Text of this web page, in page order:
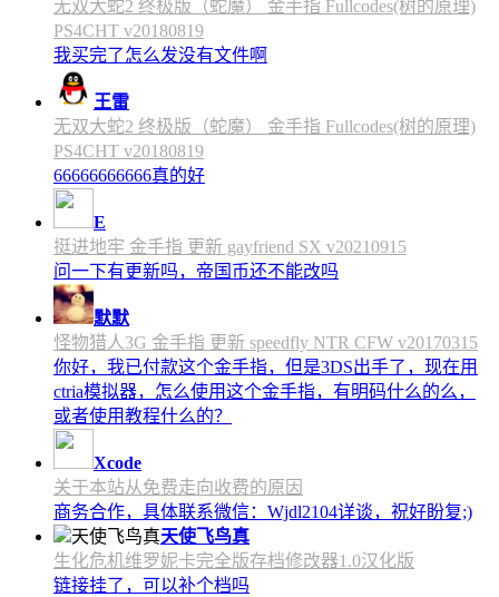
无双大蛇2 终极版（蛇魔） 金手指 Fullcodes(树的原理)
PS4CHT v20180819
我买完了怎么发没有文件啊
王雷
无双大蛇2 终极版（蛇魔） 金手指 Fullcodes(树的原理)
PS4CHT v20180819
66666666666真的好
E
挺进地牢 金手指 更新 gayfriend SX v20210915
问一下有更新吗，帝国币还不能改吗
默默
怪物猎人3G 金手指 更新 speedfly NTR CFW v20170315
你好，我已付款这个金手指，但是3DS出手了，现在用
ctria模拟器，怎么使用这个金手指，有明码什么的么，
或者使用教程什么的？
Xcode
关于本站从免费走向收费的原因
商务合作，具体联系微信：Wjdl2104详谈，祝好盼复;)
天使飞鸟真
生化危机维罗妮卡完全版存档修改器1.0汉化版
链接挂了，可以补个档吗